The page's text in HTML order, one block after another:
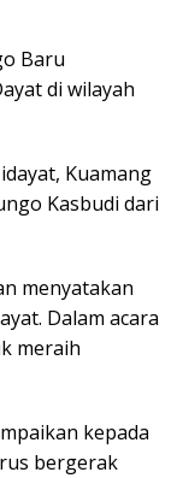
Baru
di wilayah
Kuamang
Kasbudi dari
menyatakan
Dalam acara
meraih
kepada
bergerak